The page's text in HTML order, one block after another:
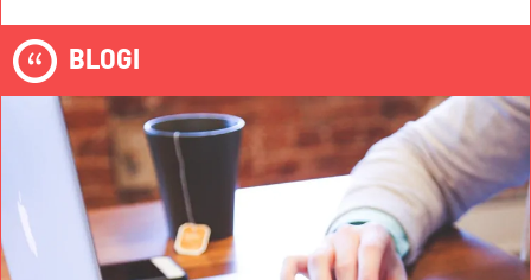
BLOGI